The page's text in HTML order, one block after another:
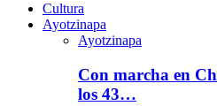
Cultura
Ayotzinapa
Ayotzinapa
Con marcha en
los 43…